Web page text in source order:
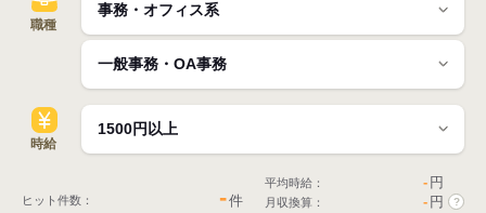
職種
時給
ヒット件数： -件
平均時給： - 円
月収換算： - 円 ?